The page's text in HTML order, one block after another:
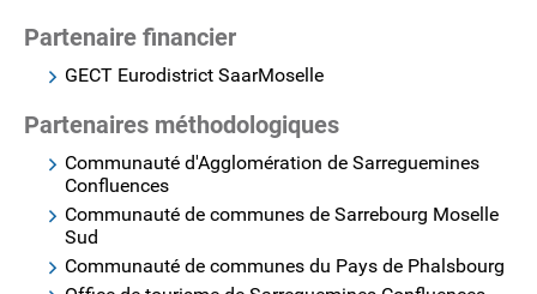
Partenaire financier
GECT Eurodistrict SaarMoselle
Partenaires méthodologiques
Communauté d'Agglomération de Sarreguemines
Confluences
Communauté de communes de Sarrebourg Moselle
Sud
Communauté de communes du Pays de Phalsbourg